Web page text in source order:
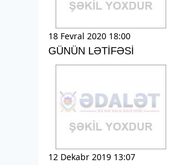
18 Fevral 2020 18:00
GÜNÜN LƏTİFƏSİ
12 Dekabr 2019 13:07